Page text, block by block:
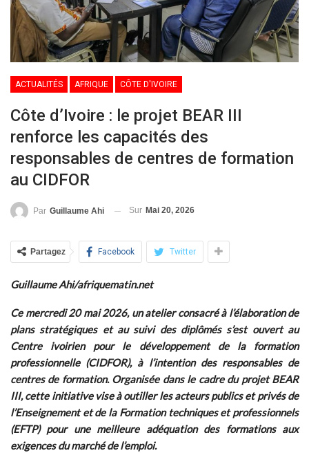
ACTUALITÉS AFRIQUE CÔTE D'IVOIRE
Côte d’Ivoire : le projet BEAR III
renforce les capacités des
responsables de centres de formation
au CIDFOR
Par Guillaume Ahi Sur Mai 20, 2026
Partagez Facebook Twitter
Guillaume Ahi/afriquematin.net
Ce mercredi 20 mai 2026, un atelier consacré à l’élaboration de
plans stratégiques et au suivi des diplômés s’est ouvert au
Centre ivoirien pour le développement de la formation
professionnelle (CIDFOR), à l’intention des responsables de
centres de formation. Organisée dans le cadre du projet BEAR
III, cette initiative vise à outiller les acteurs publics et privés de
l’Enseignement et de la Formation techniques et professionnels
(EFTP) pour une meilleure adéquation des formations aux
exigences du marché de l’emploi.